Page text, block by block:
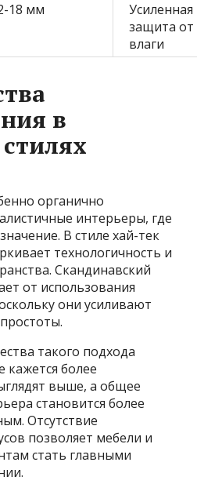
18 мм
Усиленная
защита от
влаги
в
органично
интерьеры, где
В стиле хай-тек
технологичность и
Скандинавский
от использования
они усиливают
такого подхода
более
выше, а общее
становится более
Отсутствие
позволяет мебели и
стать главными